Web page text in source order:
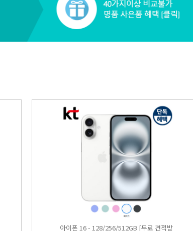
아이폰 16 - 128/256/512GB [무료 견적받